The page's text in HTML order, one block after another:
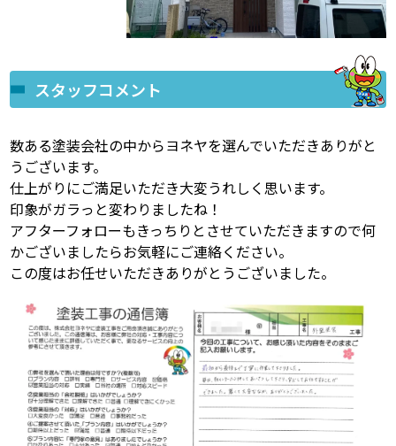
スタッフコメント
数ある塗装会社の中からヨネヤを選んでいただきありがと
うございます。
仕上がりにご満足いただき大変うれしく思います。
印象がガラっと変わりましたね！
アフターフォローもきっちりとさせていただきますので何
かございましたらお気軽にご連絡ください。
この度はお任せいただきありがとうございました。